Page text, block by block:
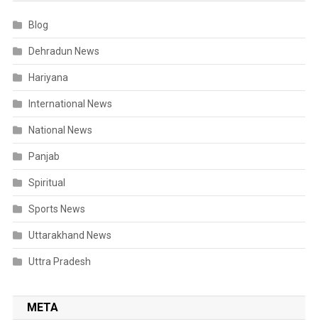
Blog
Dehradun News
Hariyana
International News
National News
Panjab
Spiritual
Sports News
Uttarakhand News
Uttra Pradesh
META